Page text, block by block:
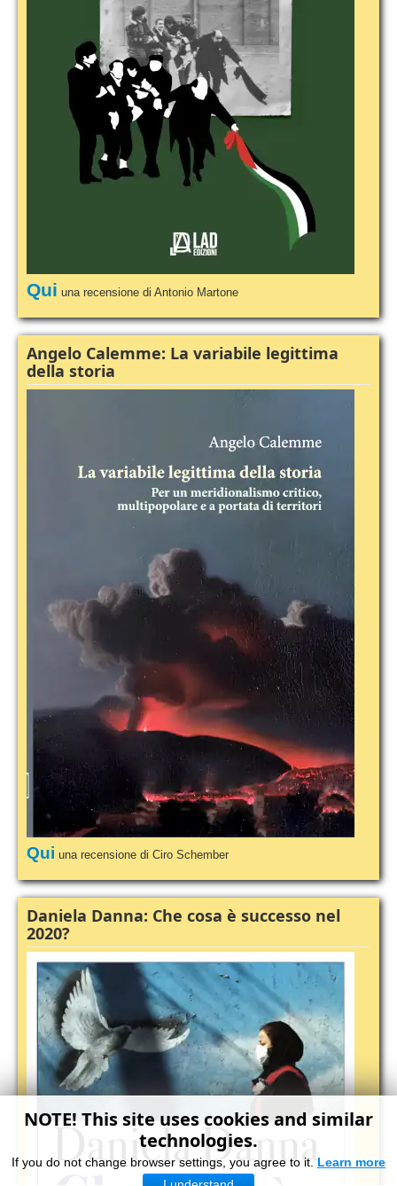
Qui una recensione di Antonio Martone
Angelo Calemme: La variabile legittima
della storia
Qui una recensione di Ciro Schember
Daniela Danna: Che cosa è successo nel
2020?
NOTE! This site uses cookies and similar
technologies.
If you do not change browser settings, you agree to it.Learn more